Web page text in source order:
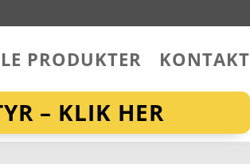
PRODUKTER KONTAKT
– KLIK HER